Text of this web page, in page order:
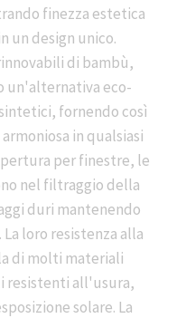
finezza estetica
un design unico.
di bambù,
un'alternativa eco-
fornendo così
in qualsiasi
per finestre, le
nel filtraggio della
duri mantenendo
loro resistenza alla
di molti materiali
resistenti all'usura,
solare. La